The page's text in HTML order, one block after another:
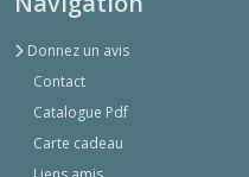
Donnez un avis
Contact
Catalogue Pdf
Carte cadeau